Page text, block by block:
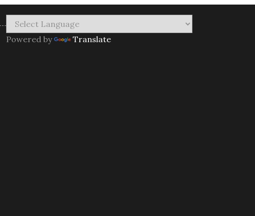
Powered by Translate